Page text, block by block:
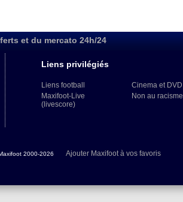
et du mercato 24h/24
Liens privilégiés
Liens football
Maxifoot-Live
(livescore)
Cinema et DVD
Non au racisme
2000-2026 Ajouter Maxifoot à vos favoris